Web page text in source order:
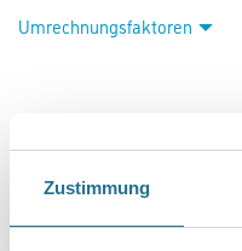
Zustimmung
Umrechnungsfaktoren